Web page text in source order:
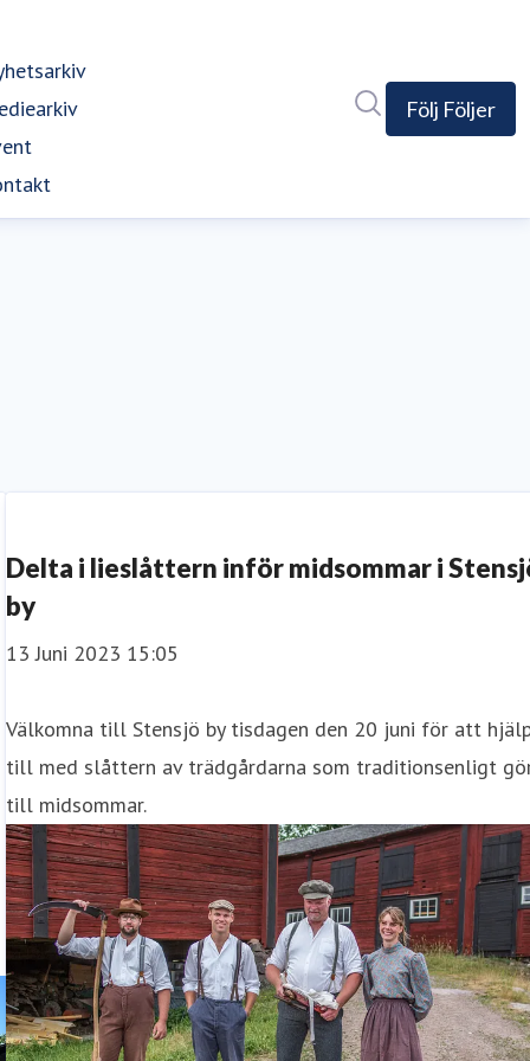
Följ Följer
Delta i lieslåttern inför midsommar i
by
13 Juni 2023 15:05
Välkomna till Stensjö by tisdagen den 20 juni för att
till med slåttern av trädgårdarna som traditionsenligt
till midsommar.